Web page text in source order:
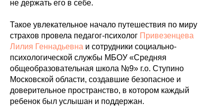
не держать его в себе.
Такое увлекательное начало путешествия по миру
страхов провела педагог-психолог Привезенцева
Лилия Геннадьевна и сотрудники социально-
психологической службы МБОУ «Средняя
общеобразовательная школа №9» г.о. Ступино
Московской области, создавшие безопасное и
доверительное пространство, в котором каждый
ребенок был услышан и поддержан.